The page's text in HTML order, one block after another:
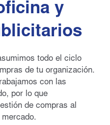
y
todo el ciclo
de tu organización.
con las
por lo que
de compras al